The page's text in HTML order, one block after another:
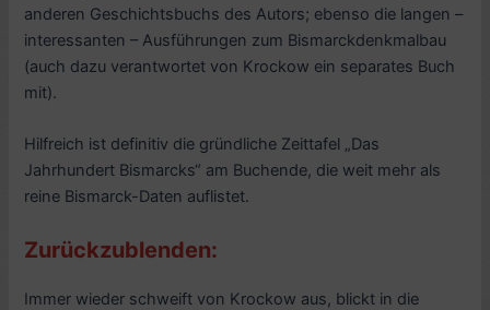
anderen Geschichtsbuchs des Autors; ebenso die langen –
interessanten – Ausführungen zum Bismarckdenkmalbau
(auch dazu verantwortet von Krockow ein separates Buch
mit).
Hilfreich ist definitiv die gründliche Zeittafel „Das
Jahrhundert Bismarcks“ am Buchende, die weit mehr als
reine Bismarck-Daten auflistet.
Zurückzublenden:
Immer wieder schweift von Krockow aus, blickt in die